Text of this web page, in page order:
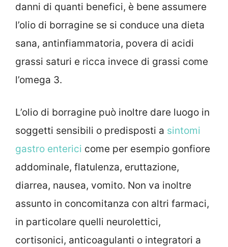
danni di quanti benefici, è bene assumere
l’olio di borragine se si conduce una dieta
sana, antinfiammatoria, povera di acidi
grassi saturi e ricca invece di grassi come
l’omega 3.
L’olio di borragine può inoltre dare luogo in
soggetti sensibili o predisposti a sintomi
gastro enterici come per esempio gonfiore
addominale, flatulenza, eruttazione,
diarrea, nausea, vomito. Non va inoltre
assunto in concomitanza con altri farmaci,
in particolare quelli neurolettici,
cortisonici, anticoagulanti o integratori a